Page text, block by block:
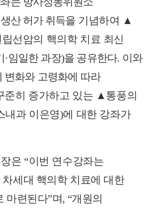
산 허가 취득을 기념하여 ▲
선암의 핵의학 치료 최신
·임일한 과장)을 공유한다. 이와
변화와 고령화에 따라
준히 증가하고 있는 ▲ 통풍의
내과 이은영)에 대한 강좌가
은 “이번 연수강좌는
세대 핵의학 치료에 대한
마련된다”며 , “개원의